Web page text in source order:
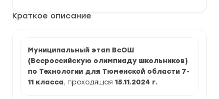
Краткое описание
Муниципальный этап ВсОШ
(Всероссийскую олимпиаду школьников)
по Технологии для Тюменской области 7-
11 класса, проходящая 15.11.2024 г.
этап
по
по
Тюменской
области